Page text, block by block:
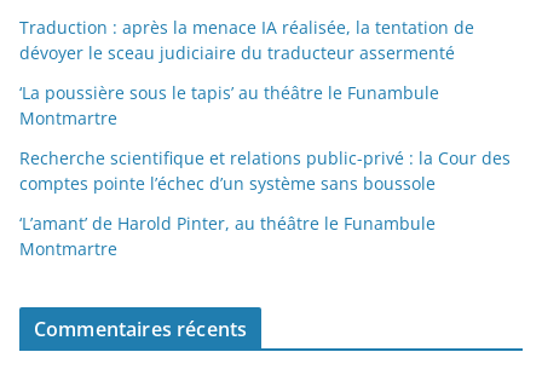
Traduction : après la menace IA réalisée, la tentation de
dévoyer le sceau judiciaire du traducteur assermenté
‘La poussière sous le tapis’ au théâtre le Funambule
Montmartre
Recherche scientifique et relations public-privé : la Cour des
comptes pointe l’échec d’un système sans boussole
‘L’amant’ de Harold Pinter, au théâtre le Funambule
Montmartre
Commentaires récents